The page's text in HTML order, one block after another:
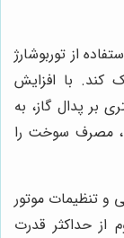
از توربوشارژ
کند. با افزایش
بر پدال گاز، به
مصرف سوخت را
و تنظیمات موتور
از حداکثر قدرت